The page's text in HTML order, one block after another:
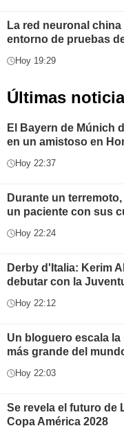
La red neuronal
entorno de pruebas
Hoy 19:29
Últimas
El Bayern de Múnich
en un amistoso en
Hoy 22:37
Durante un
un paciente con sus
Hoy 22:24
Derby d'Italia: Kerim
debutar con la
Hoy 22:12
Un bloguero escala
más grande del
Hoy 22:03
Se revela el futuro de
Copa América 2028